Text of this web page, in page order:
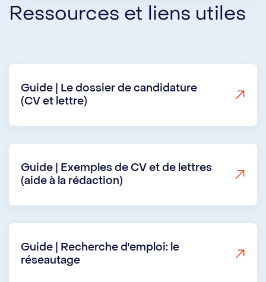
Ressources et liens utiles
Guide | Le dossier de candidature
(CV et lettre)
Guide | Exemples de CV et de lettres
(aide à la rédaction)
Guide | Recherche d'emploi: le
réseautage